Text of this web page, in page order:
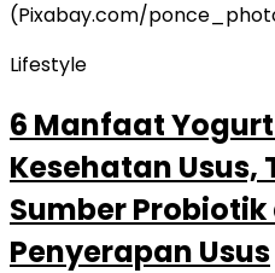
Lifestyle
6 Manfaat
Kesehatan Usus,
Sumber
Penyerapan Usus